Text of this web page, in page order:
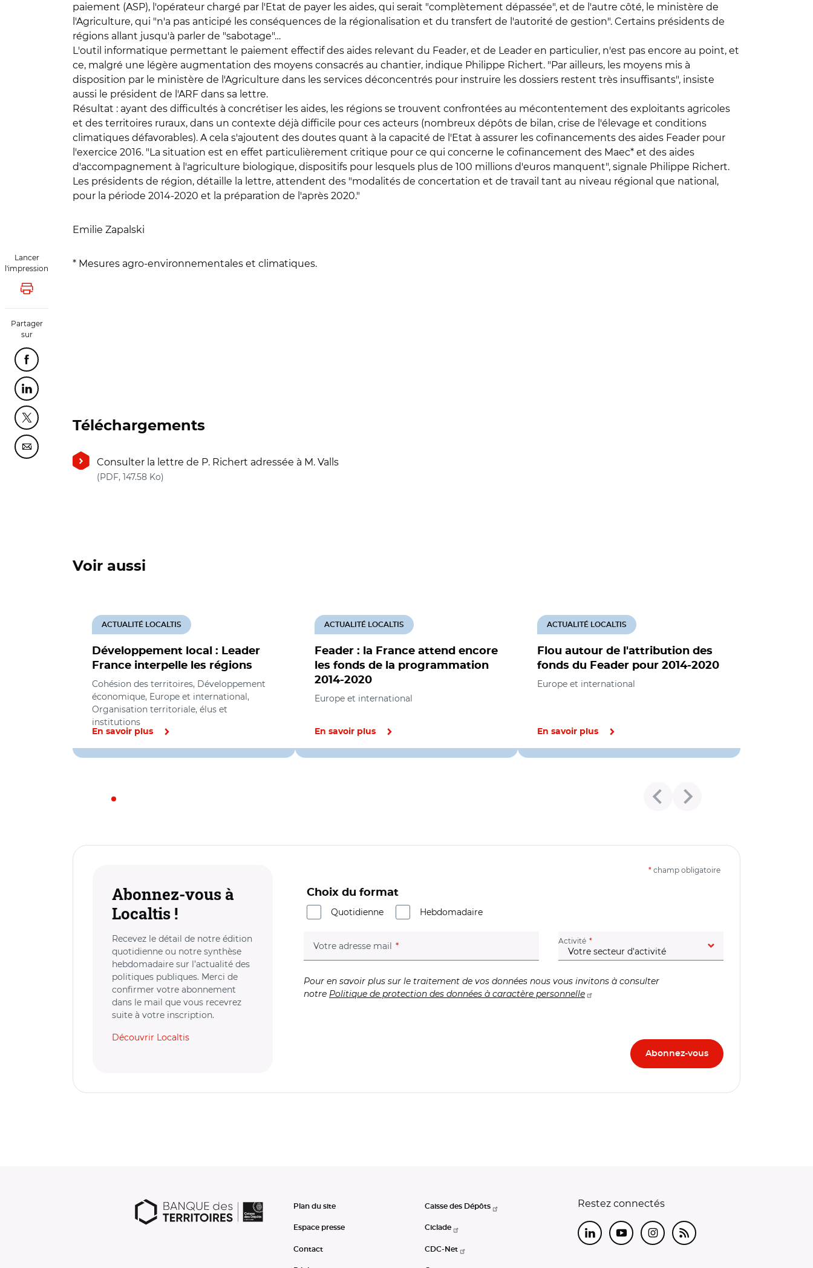
Lancer
l'impression
Lancer l'impression
Partager
sur
Partager cette page sur Facebook
Partager cette page sur Linkedin
Partager cette page sur Twitter
Partager cette page sur Courriel
paiement (ASP), l'opérateur chargé par l'Etat de payer les aides, qui serait "complètement dépassée", et de l'autre côté, le ministère de
l'Agriculture, qui "n'a pas anticipé les conséquences de la régionalisation et du transfert de l'autorité de gestion". Certains présidents de
régions allant jusqu'à parler de "sabotage"…
L'outil informatique permettant le paiement effectif des aides relevant du Feader, et de Leader en particulier, n'est pas encore au point, et
ce, malgré une légère augmentation des moyens consacrés au chantier, indique Philippe Richert. "Par ailleurs, les moyens mis à
disposition par le ministère de l'Agriculture dans les services déconcentrés pour instruire les dossiers restent très insuffisants", insiste
aussi le président de l'ARF dans sa lettre.
Résultat : ayant des difficultés à concrétiser les aides, les régions se trouvent confrontées au mécontentement des exploitants agricoles
et des territoires ruraux, dans un contexte déjà difficile pour ces acteurs (nombreux dépôts de bilan, crise de l'élevage et conditions
climatiques défavorables). A cela s'ajoutent des doutes quant à la capacité de l'Etat à assurer les cofinancements des aides Feader pour
l'exercice 2016. "La situation est en effet particulièrement critique pour ce qui concerne le cofinancement des Maec* et des aides
d'accompagnement à l'agriculture biologique, dispositifs pour lesquels plus de 100 millions d'euros manquent", signale Philippe Richert.
Les présidents de région, détaille la lettre, attendent des "modalités de concertation et de travail tant au niveau régional que national,
pour la période 2014-2020 et la préparation de l'après 2020."
Emilie Zapalski
* Mesures agro-environnementales et climatiques.
Téléchargements
Consulter la lettre de P. Richert adressée à M. Valls
(PDF, 147.58 Ko)
Voir aussi
Développement local : Leader
France interpelle les régions
ACTUALITÉ LOCALTIS
Cohésion des territoires, Développement
économique, Europe et international,
Organisation territoriale, élus et
institutions
En savoir plus
Feader : la France attend encore
les fonds de la programmation
2014-2020
ACTUALITÉ LOCALTIS
Europe et international
En savoir plus
Flou autour de l'attribution des
fonds du Feader pour 2014-2020
ACTUALITÉ LOCALTIS
Europe et international
En savoir plus
Abonnez-vous à
Localtis !
Recevez le détail de notre édition
quotidienne ou notre synthèse
hebdomadaire sur l’actualité des
politiques publiques. Merci de
confirmer votre abonnement
dans le mail que vous recevrez
suite à votre inscription.
Découvrir Localtis
* champ obligatoire
Choix du format
Quotidienne
Hebdomadaire
Votre adresse mail (champ obligatoire) Activité (champ obligatoire)
Pour en savoir plus sur le traitement de vos données nous vous invitons à consulter
notre Politique de protection des données à caractère personnelle
Plan du site
Espace presse
Contact
Caisse des Dépôts
Ciclade
CDC-Net
Restez connectés
LinkedInYoutubeInstagram
RSS